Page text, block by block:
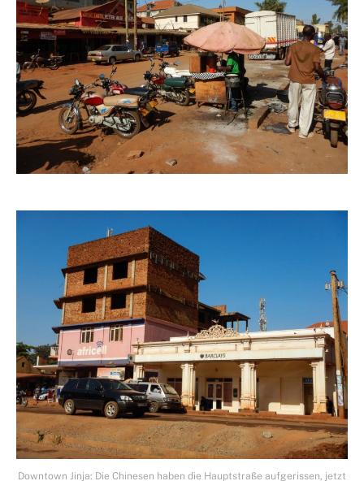
Downtown Jinja: Die Chinesen haben die Hauptstraße aufgerissen, jetzt